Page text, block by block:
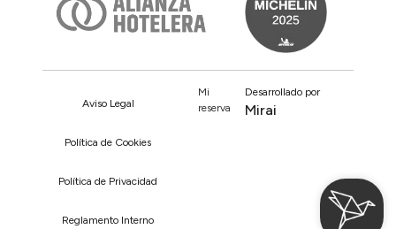
Aviso Legal
Política de Cookies
Política de Privacidad
Reglamento Interno
Mi
reserva
Desarrollado por
Mirai